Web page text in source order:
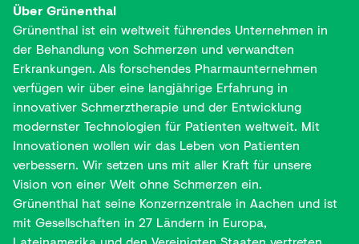
Über Grünenthal
Grünenthal ist ein weltweit führendes Unternehmen in
der Behandlung von Schmerzen und verwandten
Erkrankungen. Als forschendes Pharmaunternehmen
verfügen wir über eine langjährige Erfahrung in
innovativer Schmerztherapie und der Entwicklung
modernster Technologien für Patienten weltweit. Mit
Innovationen wollen wir das Leben von Patienten
verbessern. Wir setzen uns mit aller Kraft für unsere
Vision von einer Welt ohne Schmerzen ein.
Grünenthal hat seine Konzernzentrale in Aachen und ist
mit Gesellschaften in 27 Ländern in Europa,